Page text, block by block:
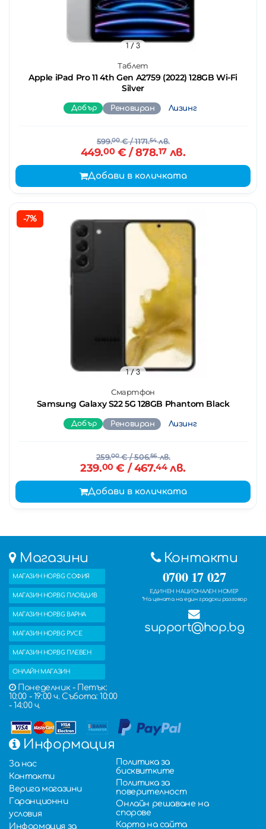
Таблет
Apple iPad Pro 11 4th Gen A2759 (2022) 128GB Wi-Fi
Silver
1 / 3
Добър Реновиран Лизинг
599.00€/ 1171.54лв.
449.00€ / 878.17лв.
Добави в количката
-7%
Смартфон
Samsung Galaxy S22 5G 128GB Phantom Black
1/ 3
Добър Реновиран Лизинг
259.00€/ 506.56лв.
239.00€ / 467.44лв.
Добави в количката
Магазини
МАГАЗИН HOP.BG СОФИЯ
МАГАЗИН HOP.BG ПЛОВДИВ
МАГАЗИН HOP.BG ВАРНА
МАГАЗИН HOP.BG РУСЕ
МАГАЗИН HOP.BG ПЛЕВЕН
ОНЛАЙН МАГАЗИН
Понеделник - Петък:
10:00 - 19:00 ч. Събота: 10:00
- 14:00 ч.
Контакти
0700 17 027
ЕДИНЕН НАЦИОНАЛЕН НОМЕР
*На цената на един градски разговор
support@hop.bg
Информация
За нас
Контакти
Верига магазини
Гаранционни
условия
Информация за
Политика за
бисквитките
Политика за
поверителност
Онлайн решаване на
спорове
Карта на сайта